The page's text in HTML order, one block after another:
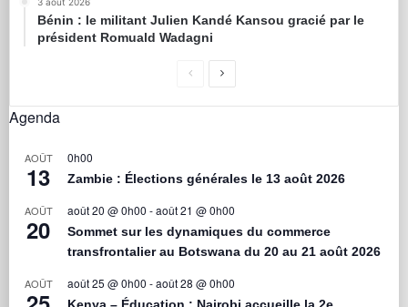
Bénin : le militant Julien Kandé Kansou gracié par le
président Romuald Wadagni
Agenda
AOÛT
13
0h00
Zambie : Élections générales le 13 août 2026
AOÛT
20
août 20 @ 0h00 -août 21 @ 0h00
Sommet sur les dynamiques du commerce
transfrontalier au Botswana du 20 au 21 août 2026
AOÛT août 25 @ 0h00 -août 28 @ 0h00